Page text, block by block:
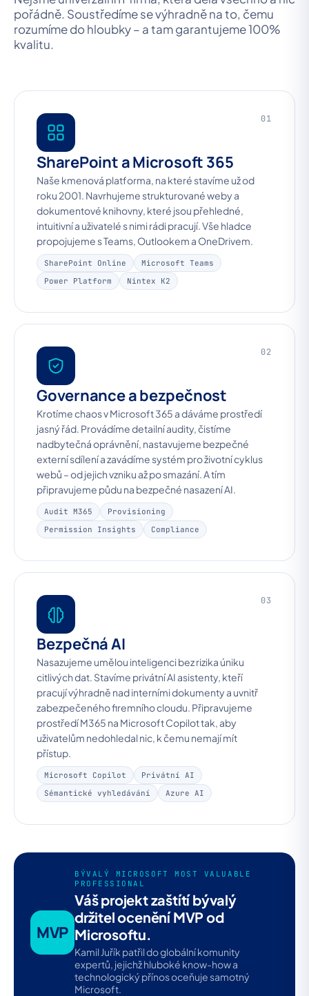
pořádně. Soustředíme se výhradně na to, čemu
rozumíme do hloubky – a tam garantujeme 100%
kvalitu.
01
SharePoint a Microsoft 365
Naše kmenová platforma, na které stavíme už od
roku 2001. Navrhujeme strukturované weby a
dokumentové knihovny, které jsou přehledné,
intuitivní a uživatelé s nimi rádi pracují. Vše hladce
propojujeme s Teams, Outlookem a OneDrivem.
SharePoint Online
Microsoft Teams
Power Platform
Nintex K2
02
Governance a bezpečnost
Krotíme chaos v Microsoft 365 a dáváme prostředí
jasný řád. Provádíme detailní audity, čistíme
nadbytečná oprávnění, nastavujeme bezpečné
externí sdílení a zavádíme systém pro životní cyklus
webů – od jejich vzniku až po smazání. A tím
připravujeme půdu na bezpečné nasazení AI.
Audit M365
Provisioning
Permission Insights
Compliance
03
Bezpečná AI
Nasazujeme umělou inteligenci bez rizika úniku
citlivých dat. Stavíme privátní AI asistenty, kteří
pracují výhradně nad interními dokumenty a uvnitř
zabezpečeného firemního cloudu. Připravujeme
prostředí M365 na Microsoft Copilot tak, aby
uživatelům nedohledal nic, k čemu nemají mít
přístup.
Microsoft Copilot
Privátní AI
Sémantické vyhledávání
Azure AI
MVP
BÝVALÝ MICROSOFT MOST VALUABLE
PROFESSIONAL
Váš projekt zaštítí bývalý
držitel ocenění MVP od
Microsoftu.
Kamil Juřík patřil do globální komunity
expertů, jejichž hluboké know-how a
technologický přínos oceňuje samotný
Microsoft.